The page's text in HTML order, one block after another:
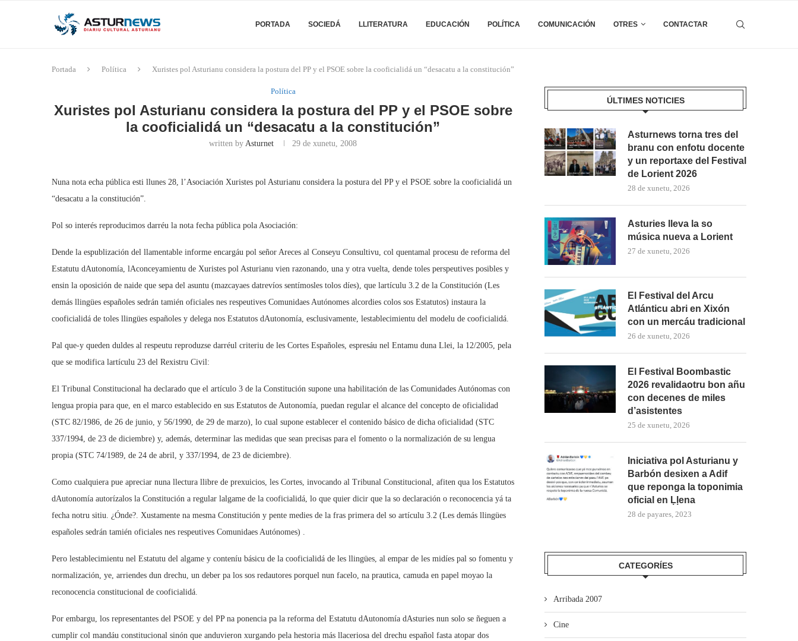
PORTADA SOCIEDÁ LLITERATURA EDUCACIÓN POLÍTICA COMUNICACIÓN OTRES CONTACTAR
Portada Política Xuristes pol Asturianu considera la postura del PP y el PSOE sobre la cooficialidá un “desacatu a la constitución”
Política
Xuristes pol Asturianu considera la postura del PP y el PSOE sobre
la cooficialidá un “desacatu a la constitución”
written byAsturnet 29 de xunetu, 2008
Nuna nota echa pública esti llunes 28, l’Asociación Xuristes pol Asturianu considera la postura del PP y el PSOE sobre la cooficialidá un
“desacatu a la constitución”.
Pol so interés reproducimos darréu la nota fecha pública pola Asociación:
Dende la espublización del llamentable informe encargáu pol señor Areces al Conseyu Consultivu, col quentamal procesu de reforma del
Estatutu dAutonomía, lAconceyamientu de Xuristes pol Asturianu vien razonando, una y otra vuelta, dende toles perspeutives posibles y
ensin la oposición de naide que sepa del asuntu (mazcayaes datrevíos sentímosles tolos díes), que lartículu 3.2 de la Constitución (Les
demás llingües españoles sedrán tamién oficiales nes respeutives Comunidaes Autónomes alcordies colos sos Estatutos) instaura la
cooficialidá de toles llingües españoles y delega nos Estatutos dAutonomía, esclusivamente, lestablecimientu del modelu de cooficialidá.
Pal que-y queden duldes al respeutu reproduzse darréul criteriu de les Cortes Españoles, espresáu nel Entamu duna Llei, la 12/2005, pela
que se modifica lartículu 23 del Rexistru Civil:
El Tribunal Constitucional ha declarado que el artículo 3 de la Constitución supone una habilitación de las Comunidades Autónomas con
lengua propia para que, en el marco establecido en sus Estatutos de Autonomía, puedan regular el alcance del concepto de oficialidad
(STC 82/1986, de 26 de junio, y 56/1990, de 29 de marzo), lo cual supone establecer el contenido básico de dicha oficialidad (STC
337/1994, de 23 de diciembre) y, además, determinar las medidas que sean precisas para el fomento o la normalización de su lengua
propia (STC 74/1989, de 24 de abril, y 337/1994, de 23 de diciembre).
Como cualquiera pue apreciar nuna llectura llibre de prexuicios, les Cortes, invocando al Tribunal Constitucional, afiten qua los Estatutos
dAutonomía autorízalos la Constitución a regular lalgame de la cooficialidá, lo que quier dicir que la so declaración o reconocencia yá ta
fecha notru sitiu. ¿Ónde?. Xustamente na mesma Constitución y pente medies de la fras primera del so artículu 3.2 (Les demás llingües
españoles sedrán tamién oficiales nes respeutives Comunidaes Autónomes) .
Pero lestablecimientu nel Estatutu del algame y conteníu básicu de la cooficialidá de les llingües, al empar de les midíes pal so fomentu y
normalización, ye, arriendes dun drechu, un deber pa los sos redautores porquel nun facelo, na prautica, camuda en papel moyao la
reconocencia constitucional de cooficialidá.
Por embargu, los representantes del PSOE y del PP na ponencia pa la reforma del Estatutu dAutonomía dAsturies nun solo se ñeguen a
cumplir col mandáu constitucional sinón que anduvieron xurgando pela hestoria más llaceriosa del drechu español fasta atopar dos
ÚLTIMES NOTICIES
Asturnews torna tres del
branu con enfotu docente
y un reportaxe del Festival
de Lorient 2026
28 de xunetu, 2026
Asturies lleva la so
música nueva a Lorient
27 de xunetu, 2026
El Festival del Arcu
Atlánticu abri en Xixón
con un mercáu tradicional
26 de xunetu, 2026
El Festival Boombastic
2026 revalidaotru bon añu
con decenes de miles
d’asistentes
25 de xunetu, 2026
Iniciativa pol Asturianu y
Barbón desixen a Adif
que reponga la toponimia
oficial en Ḷḷena
28 de payares, 2023
CATEGORÍES
Arribada 2007
Cine